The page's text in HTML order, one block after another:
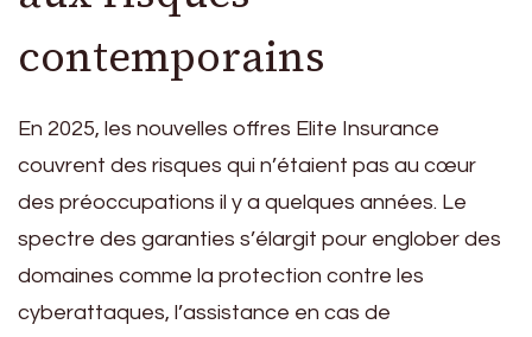
contemporains
En 2025, les nouvelles offres Elite Insurance
couvrent des risques qui n’étaient pas au cœur
des préoccupations il y a quelques années. Le
spectre des garanties s’élargit pour englober des
domaines comme la protection contre les
cyberattaques, l’assistance en cas de